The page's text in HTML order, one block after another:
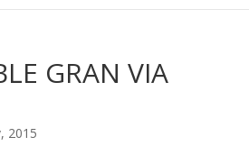
GRAN VIA
2015